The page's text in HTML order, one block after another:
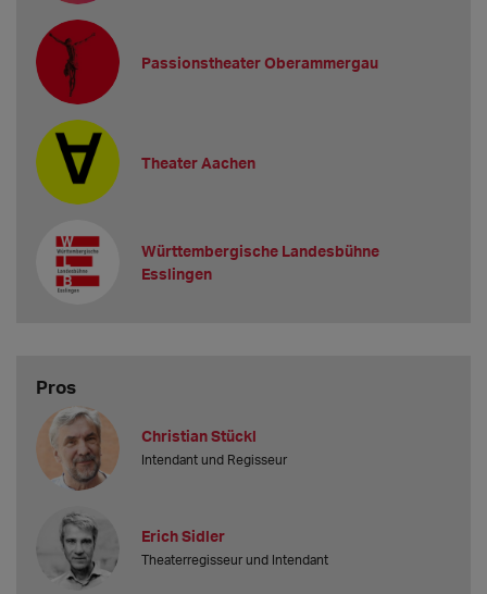
Passionstheater Oberammergau
Theater Aachen
Württembergische Landesbühne
Esslingen
Pros
Christian Stückl
Intendant und Regisseur
Erich Sidler
Theaterregisseur und Intendant